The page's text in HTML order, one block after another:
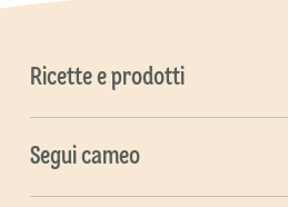
Ricette e prodotti
Segui cameo